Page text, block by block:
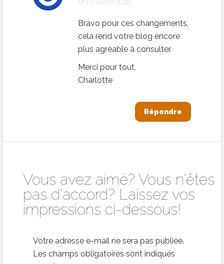
17 FÉVRIER 2016
Bravo pour ces changements,
cela rend votre blog encore
plus agréable à consulter.
Merci pour tout,
Charlotte
Répondre
Vous avez aimé? Vous n'êtes
pas d'accord? Laissez vos
impressions ci-dessous!
Votre adresse e-mail ne sera pas publiée.
Les champs obligatoires sont indiqués